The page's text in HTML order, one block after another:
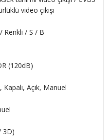
video çıkışı
Renkli / S / B
(120dB)
Açık, Manuel
3D)